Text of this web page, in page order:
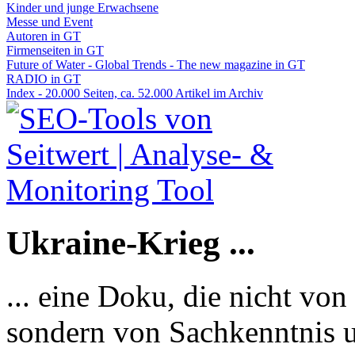
Kinder und junge Erwachsene
Messe und Event
Autoren in GT
Firmenseiten in GT
Future of Water - Global Trends - The new magazine in GT
RADIO in GT
Index - 20.000 Seiten, ca. 52.000 Artikel im Archiv
Ukraine-Krieg ...
... eine Doku, die nicht
sondern von Sachkenntnis